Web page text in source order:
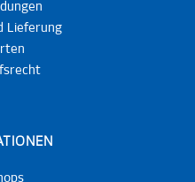
Lieferung